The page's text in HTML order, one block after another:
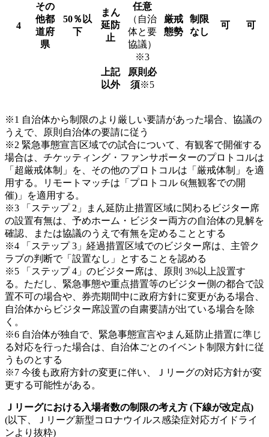
4
その
他都
道府
県
50％以
下
厳戒
態勢
制限
なし
可 可
まん
延防
止
任意
（自治
体と要
協議）
※3
上記
以外
原則必
須※5
※1 自治体から制限のより厳しい要請があった場合、協議の
うえで、原則自治体の要請に従う
※2 緊急事態宣言区域での試合について、有観客で開催する
場合は、チケッティング・ファンサポーターのプロトコルは
「超厳戒体制」を、その他のプロトコルは「厳戒体制」を適
用する。リモートマッチは「プロトコル 6(無観客での開
催)」を適用する。
※3 「ステップ 2」まん延防止措置区域に関わるビジター席
の設置有無は、予めホーム・ビジター両方の自治体の見解を
確認、または協議のうえで有無を定めることとする
※4 「ステップ 3」経過措置区域でのビジター席は、主管ク
ラブの判断で「設置なし」とすることを認める
※5 「ステップ 4」のビジター席は、原則 3%以上設置す
る。ただし、緊急事態や重点措置等のビジター側の都合で設
置不可の場合や、券売期間中に政府方針に変更がある場合、
自治体からビジター席設置の自粛要請が出ている場合を除
く。
※6 自治体が独自で、緊急事態宣言やまん延防止措置に準じ
る対応を行った場合は、自治体ごとのイベント制限方針に従
うものとする
※7 今後も政府方針の変更に伴い、Ｊリーグの対応方針が変
更する可能性がある。
Ｊリーグにおける入場者数の制限の考え方 (下線が改定点)
(以下、Ｊリーグ新型コロナウイルス感染症対応ガイドライ
ンより抜粋)